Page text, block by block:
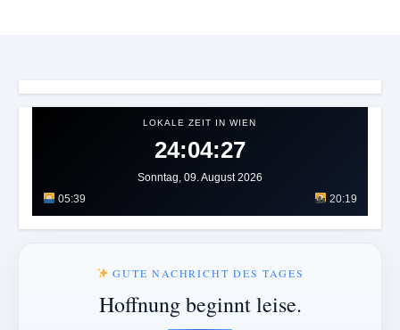
LOKALE ZEIT IN WIEN
24:04:30
Sonntag, 09. August 2026
05:39
20:19
GUTE NACHRICHT DES TAGES
Hoffnung beginnt leise.